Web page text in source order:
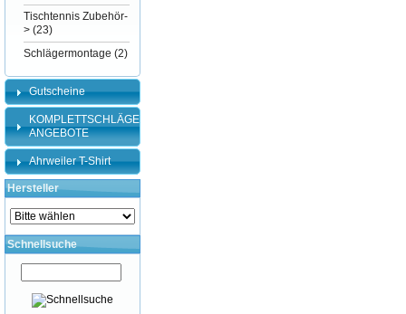
Tischtennis Zubehör-
> (23)
Schlägermontage (2)
Gutscheine
KOMPLETTSCHLÄGER-
ANGEBOTE
Ahrweiler T-Shirt
Hersteller
Schnellsuche